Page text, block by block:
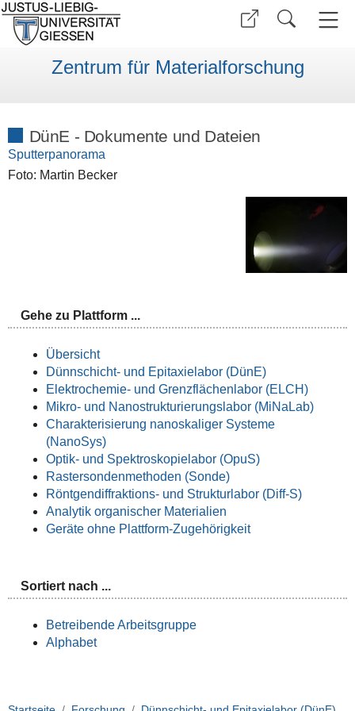
Zentrum für Materialforschung
DünE - Dokumente und Dateien
Sputterpanorama
Foto: Martin Becker
Gehe zu Plattform ...
Übersicht
Dünnschicht- und Epitaxielabor (DünE)
Elektrochemie- und Grenzflächenlabor (ELCH)
Mikro- und Nanostrukturierungslabor (MiNaLab)
Charakterisierung nanoskaliger Systeme
(NanoSys)
Optik- und Spektroskopielabor (OpuS)
Rastersondenmethoden (Sonde)
Röntgendiffraktions- und Strukturlabor (Diff-S)
Analytik organischer Materialien
Geräte ohne Plattform-Zugehörigkeit
Sortiert nach ...
Betreibende Arbeitsgruppe
Alphabet